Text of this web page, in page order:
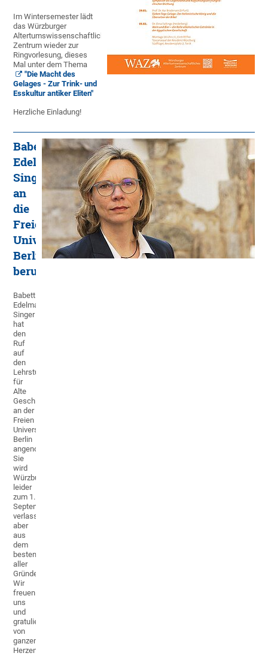
Im Wintersemester lädt
das Würzburger
Altertumswissenschaftliche
Zentrum wieder zur
Ringvorlesung, dieses
Mal unter dem Thema
"Die Macht des
Gelages - Zur Trink- und
Esskultur antiker Eliten"
Herzliche Einladung!
Babett
Edelmann-
Singer
an
die
Freie
Universität
Berlin
berufen
Babett
Edelmann-
Singer
hat
den
Ruf
auf
den
Lehrstuhl
für
Alte
Geschichte
an der
Freien
Universität
Berlin
angenommen.
Sie
wird
Würzburg
leider
zum 1.
September
verlassen,
aber
aus
dem
besten
aller
Gründe.
Wir
freuen
uns
und
gratulieren
von
ganzem
Herzen!